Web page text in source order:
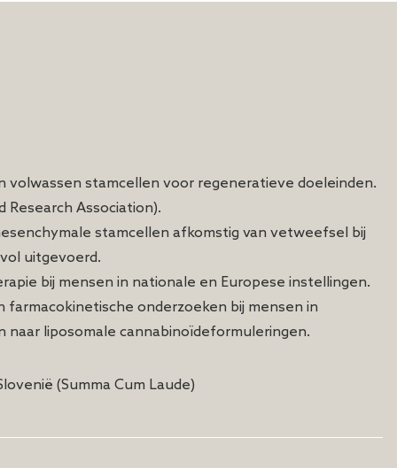
volwassen stamcellen voor regeneratieve doeleinden.
Research Association).
stamcellen afkomstig van vetweefsel bij
uitgevoerd.
bij mensen in nationale en Europese instellingen.
onderzoeken bij mensen in
liposomale cannabinoïdeformuleringen.
(Summa Cum Laude)